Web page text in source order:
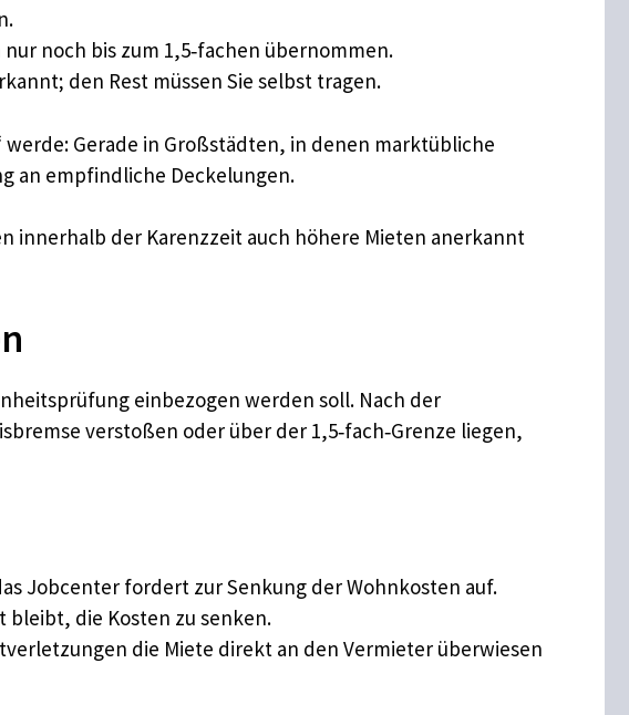
noch bis zum 1,5‑fachen übernommen.
den Rest müssen Sie selbst tragen.
Gerade in Großstädten, in denen marktübliche
an empfindliche Deckelungen.
innerhalb der Karenzzeit auch höhere Mieten anerkannt
einbezogen werden soll. Nach der
verstoßen oder über der 1,5‑fach‑Grenze liegen,
Jobcenter fordert zur Senkung der Wohnkosten auf.
die Kosten zu senken.
die Miete direkt an den Vermieter überwiesen